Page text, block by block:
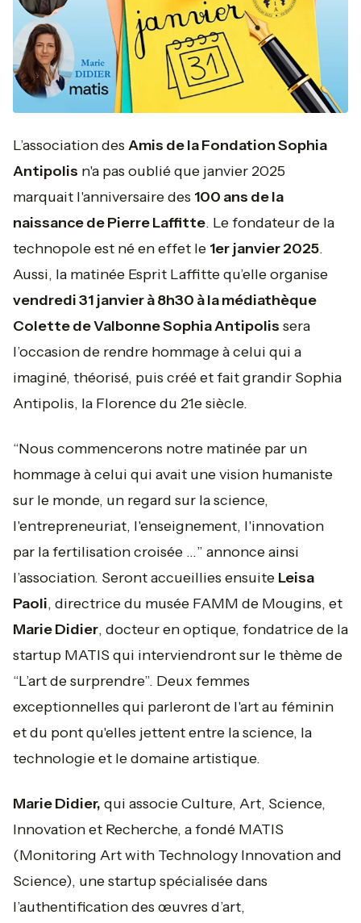
L’association des Amis de la Fondation Sophia
Antipolis n'a pas oublié que janvier 2025
marquait l'anniversaire des 100 ans de la
naissance de Pierre Laffitte. Le fondateur de la
technopole est né en effet le 1er janvier 2025.
Aussi, la matinée Esprit Laffitte qu’elle organise
vendredi 31 janvier à 8h30 à la médiathèque
Colette de Valbonne Sophia Antipolis sera
l’occasion de rendre hommage à celui qui a
imaginé, théorisé, puis créé et fait grandir Sophia
Antipolis, la Florence du 21e siècle.
“Nous commencerons notre matinée par un
hommage à celui qui avait une vision humaniste
sur le monde, un regard sur la science,
l'entrepreneuriat, l'enseignement, l'innovation
par la fertilisation croisée …” annonce ainsi
l’association. Seront accueillies ensuite Leisa
Paoli, directrice du musée FAMM de Mougins, et
Marie Didier, docteur en optique, fondatrice de la
startup MATIS qui interviendront sur le thème de
“L’art de surprendre”. Deux femmes
exceptionnelles qui parleront de l'art au féminin
et du pont qu'elles jettent entre la science, la
technologie et le domaine artistique.
Marie Didier, qui associe Culture, Art, Science,
Innovation et Recherche, a fondé MATIS
(Monitoring Art with Technology Innovation and
Science), une startup spécialisée dans
l’authentification des œuvres d’art,